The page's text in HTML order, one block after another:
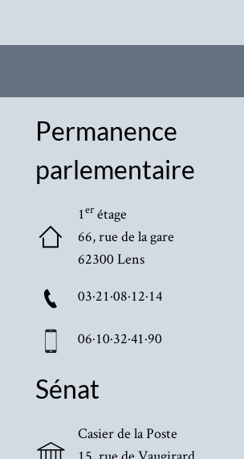
Permanence
parlementaire
1er étage
66, rue de la gare
62300 Lens
03·21·08·12·14
06·10·32·41·90
Sénat
Casier de la Poste